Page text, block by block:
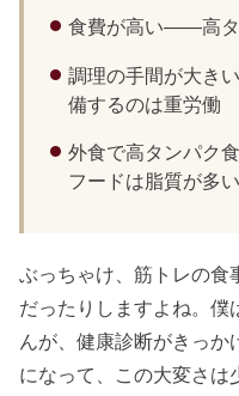
食費が高い——高タ
調理の手間が大き
備するのは重労働
外食で高タンパク
フードは脂質が多い
ぶっちゃけ、筋トレの食
だったりしますよね。僕
んが、健康診断がきっか
になって、この大変さは